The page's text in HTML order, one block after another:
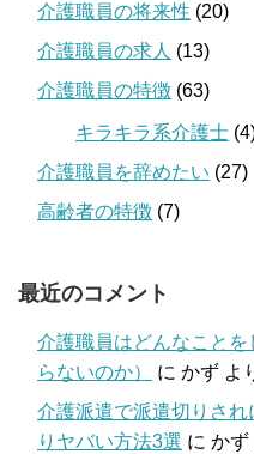
介護職員の将来性 (20)
介護職員の求人 (13)
介護職員の特徴 (63)
キラキラ系介護士
介護職員を辞めたい (27)
高齢者の特徴 (7)
最近のコメント
介護職員はどんなこと
らないのか）
に かず よ
介護派遣で派遣切りさ
りヤバい方法3選 に かず